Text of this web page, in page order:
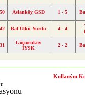
Aslanköy GSD 1 - 5
Baf Ülkü Yurdu 4 - 4
Göçmenköy
İYSK
2 - 2
Kullaným